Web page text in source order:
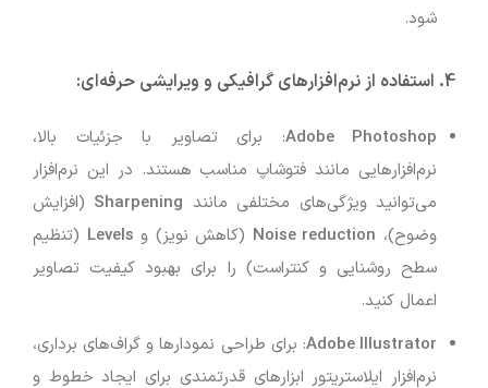
شود.
4. استفاده از نرم‌افزارهای گرافیکی و ویرایشی حرفه‌ای:
Adobe Photoshop: برای تصاویر با جزئیات بالا،
نرم‌افزارهایی مانند فتوشاپ مناسب هستند. در این نرم‌افزار
می‌توانید ویژگی‌های مختلفی مانند Sharpening (افزایش
وضوح)، Noise reduction (کاهش نویز) و Levels (تنظیم
سطح روشنایی و کنتراست) را برای بهبود کیفیت تصاویر
اعمال کنید.
Adobe Illustrator: برای طراحی نمودارها و گراف‌های برداری،
نرم‌افزار ایلاستریتور ابزارهای قدرتمندی برای ایجاد خطوط و